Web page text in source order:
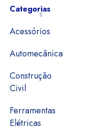
Categorias
Acessórios
Automecânica
Construção
Civil
Ferramentas
Elétricas